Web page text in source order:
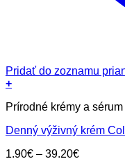
Pridať do zoznamu
+
produkt
viacero
Možnosti
Prírodné krémy a
Denný výživný krém
1.90€ – 39.20€Price